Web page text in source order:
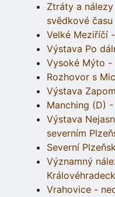
Ztráty a
svědkové času
Velké Meziříčí
Výstava Po
Vysoké Mýto
Rozhovor s
Výstava
Manching (D)
Výstava
severním
Severní
Významný
Vrahovice -